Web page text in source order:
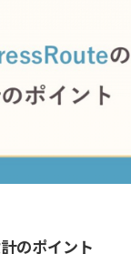
のポイント